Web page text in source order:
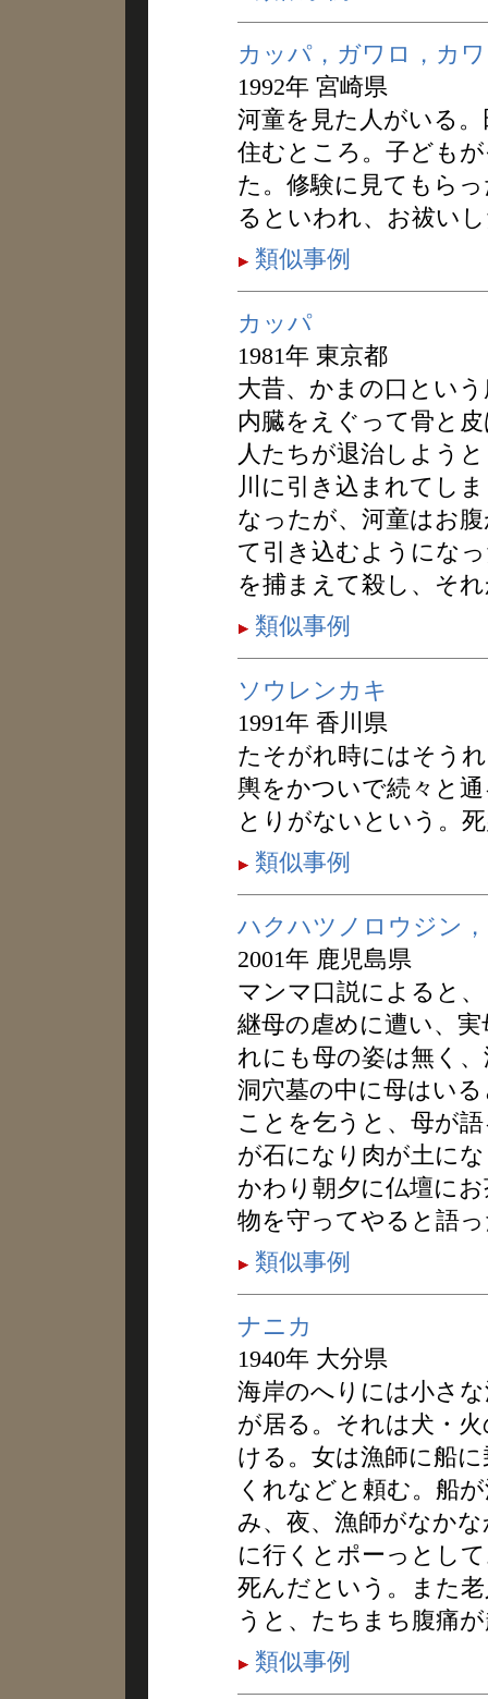
カッパ，ガワロ，カ
1992年 宮崎県
河童を見た人がいる
住むところ。子ども
た。修験に見てもら
るといわれ、お祓い
類似事例
カッパ
1981年 東京都
大昔、かまの口とい
内臓をえぐって骨と
人たちが退治しよう
川に引き込まれてし
なったが、河童はお
て引き込むようにな
を捕まえて殺し、そ
類似事例
ソウレンカキ
1991年 香川県
たそがれ時にはそう
輿をかついで続々と
とりがないという。
類似事例
ハクハツノロウジン
2001年 鹿児島県
マンマ口説によると
継母の虐めに遭い、
れにも母の姿は無く
洞穴墓の中に母はい
ことを乞うと、母が
が石になり肉が土に
かわり朝夕に仏壇に
物を守ってやると語
類似事例
ナニカ
1940年 大分県
海岸のへりには小さ
が居る。それは犬・
ける。女は漁師に船
くれなどと頼む。船
み、夜、漁師がなか
に行くとポーっとし
死んだという。また
うと、たちまち腹痛
類似事例